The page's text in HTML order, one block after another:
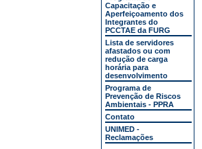
Capacitação e
Aperfeiçoamento dos
Integrantes do
PCCTAE da FURG
Lista de servidores
afastados ou com
redução de carga
horária para
desenvolvimento
Programa de
Prevenção de Riscos
Ambientais - PPRA
Contato
UNIMED -
Reclamações